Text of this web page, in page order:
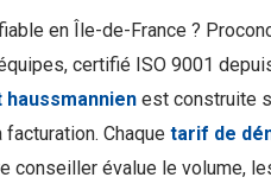
en Île-de-France ?
certifié ISO 9001
est construite
Chaque tarif de
conseiller évalue le volume,